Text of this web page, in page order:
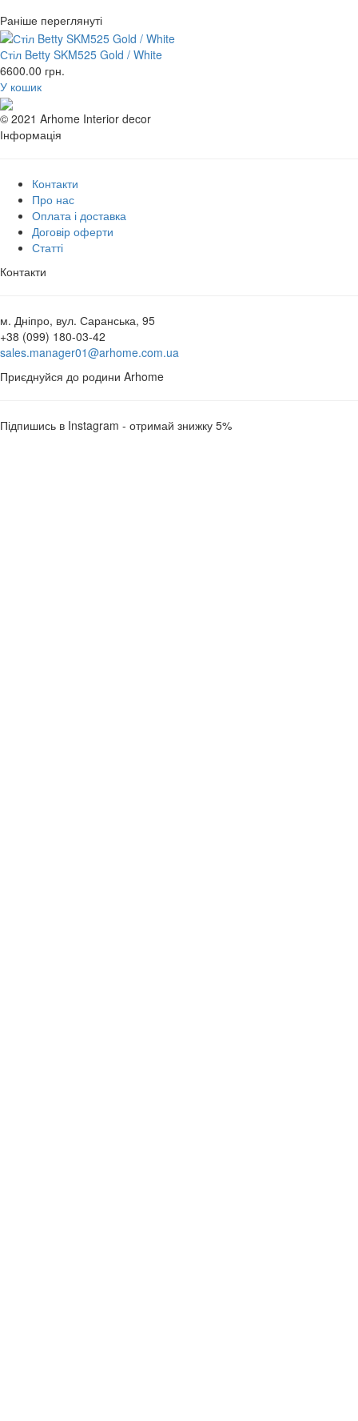
Раніше переглянуті
Стіл Betty SKM525 Gold / White
6600.00 грн.
У кошик
© 2021 Arhome Interior decor
Інформація
Контакти
Про нас
Оплата і доставка
Договір оферти
Статті
Контакти
м. Дніпро, вул. Саранська, 95
+38 (099) 180-03-42
sales.manager01@arhome.com.ua
Приєднуйся до родини Arhome
Підпишись в Instagram - отримай знижку 5%